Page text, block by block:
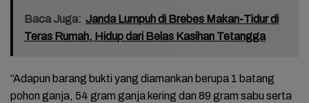
Baca Juga: Janda Lumpuh di Brebes Makan-Tidur di
Teras Rumah, Hidup dari Belas Kasihan Tetangga
“Adapun barang bukti yang diamankan berupa 1 batang
pohon ganja, 54 gram ganja kering dan 89 gram sabu serta